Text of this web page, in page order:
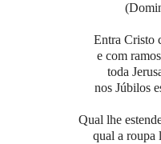
Entra Cristo
e com
toda
nos Júbilos
Qual lhe
qual a roupa